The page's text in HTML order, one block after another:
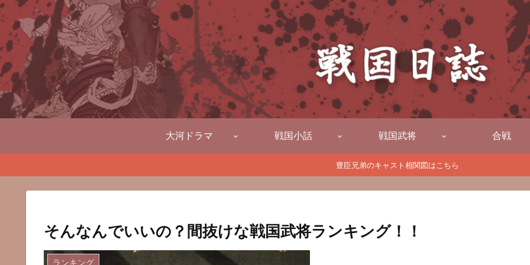
大河ドラマ 戦国小話 戦国武将 合戦
豊臣兄弟のキャスト相関図はこちら
そんなんでいいの？間抜けな戦国武将ランキング！！
ランキング